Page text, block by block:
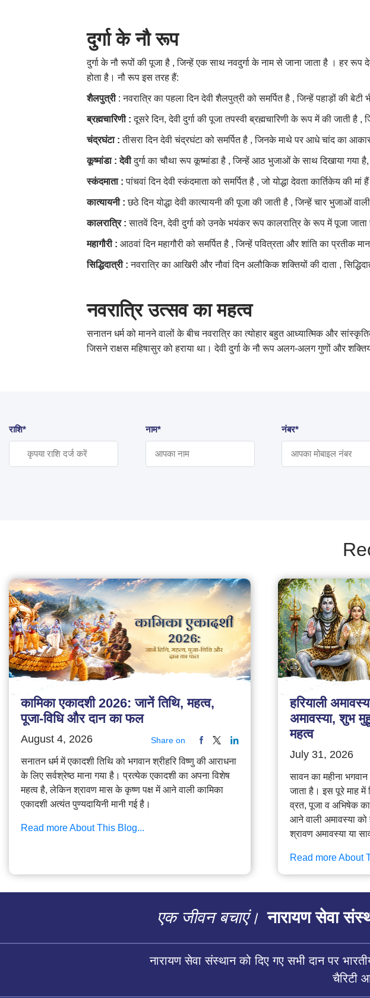
दुर्गा के नौ रूप
दुर्गा के नौ रूपों की पूजा है , जिन्हें एक साथ नवदुर्गा के नाम से जाना जाता है । हर
होता है। नौ रूप इस तरह हैं:
शैलपुत्री : नवरात्रि का पहला दिन देवी शैलपुत्री को समर्पित है , जिन्हें पहाड़ों की
ब्रह्मचारिणी :दूसरे दिन, देवी दुर्गा की पूजा तपस्वी ब्रह्मचारिणी के रूप में की जाती है
चंद्रघंटा :तीसरा दिन देवी चंद्रघंटा को समर्पित है , जिनके माथे पर आधे चांद का
कूष्मांडा :देवीदुर्गा का चौथा रूप कूष्मांडा है , जिन्हें आठ भुजाओं के साथ दिखाया
स्कंदमाता :पांचवां दिन देवी स्कंदमाता को समर्पित है , जो योद्धा देवता कार्तिकेय
कात्यायनी :छठे दिन योद्धा देवी कात्यायनी की पूजा की जाती है , जिन्हें चार भुजाओं
कालरात्रि :सातवें दिन, देवी दुर्गा को उनके भयंकर रूप कालरात्रि के रूप में पूजा
महागौरी :आठवां दिन महागौरी को समर्पित है , जिन्हें पवित्रता और शांति का प्रतीक
सिद्धिदात्री :नवरात्रि का आखिरी और नौवां दिन अलौकिक शक्तियों की दाता ,
नवरात्रि उत्सव का महत्व
सनातन धर्म को मानने वालों के बीच नवरात्रि का त्योहार बहुत आध्यात्मिक और
जिसने राक्षस महिषासुर को हराया था। देवी दुर्गा के नौ रूप अलग-अलग गुणों और
राशि* नाम* नंबर*
कामिका एकादशी 2026: जानें तिथि, महत्व,
पूजा-विधि और दान का फल
August 4, 2026 Share on
सनातन धर्म में एकादशी तिथि को भगवान श्रीहरि विष्णु की आराधना
के लिए सर्वश्रेष्ठ माना गया है। प्रत्येक एकादशी का अपना विशेष
महत्व है, लेकिन श्रावण मास के कृष्ण पक्ष में आने वाली कामिका
एकादशी अत्यंत पुण्यदायिनी मानी गई है।
Read more About This Blog...
हरियाली
अमावस्या, शुभ
महत्व
July 31, 2026
सावन का महीना
जाता है। इस पूरे माह में
व्रत, पूजा व अभिषेक का
आने वाली अमावस्या को
श्रावण अमावस्या या
Read more About
एक जीवन बचाएं। नारायण सेवा
नारायण सेवा संस्थान को दिए गए सभी दान पर
चैरिटी